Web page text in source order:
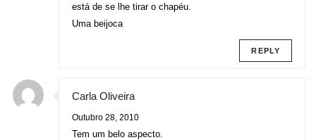
está de se lhe tirar o chapéu.
Uma beijoca
REPLY
Carla Oliveira
Outubro 28, 2010
Tem um belo aspecto.